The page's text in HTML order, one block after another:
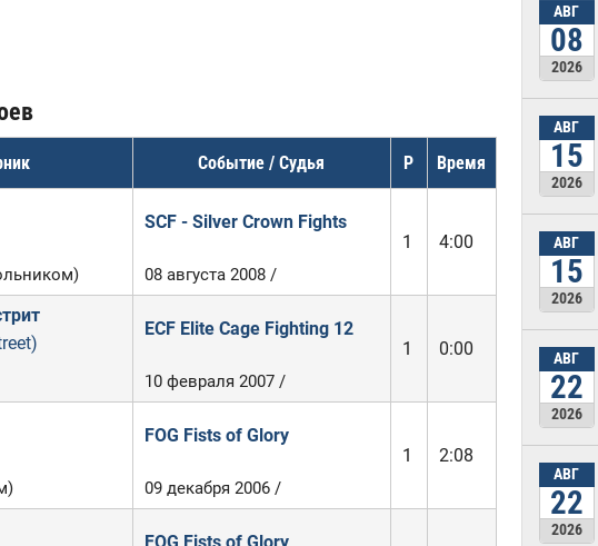
Событие / Судья Р Время
SCF - Silver Crown Fights
1
4:00
08 августа 2008 /
ECF Elite Cage Fighting 12
1
0:00
10 февраля 2007 /
FOG Fists of Glory
1
2:08
09 декабря 2006 /
АВГ
08
2026
АВГ
15
2026
АВГ
15
2026
АВГ
22
2026
АВГ
22
2026